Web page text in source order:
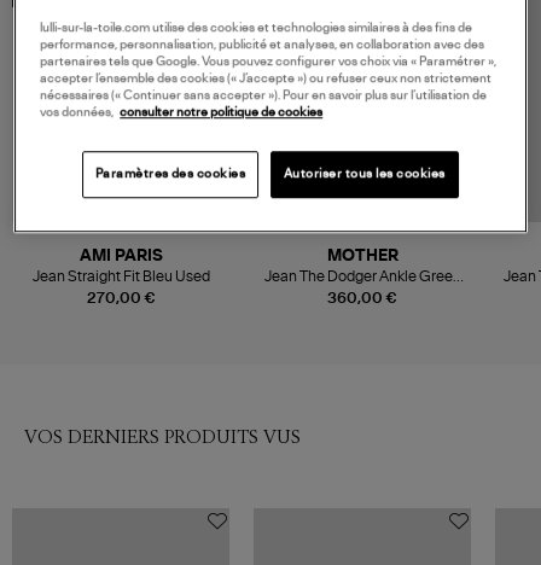
270,00 €
AMI PARIS
Jean Straight Fit Bleu Used
360,00 €
MOTHER
Jean The Dodger Ankle Green
Thumb
Jean
VOS DERNIERS PRODUITS VUS
lulli-sur-la-toile.com utilise des cookies et technologies similaires à des fins de
performance, personnalisation, publicité et analyses, en collaboration avec des
partenaires tels que Google. Vous pouvez configurer vos choix via « Paramétrer »,
accepter l’ensemble des cookies (« J’accepte ») ou refuser ceux non strictement
nécessaires (« Continuer sans accepter »). Pour en savoir plus sur l’utilisation de
vos données, consulter notre politique de cookies
Paramètres des cookies Autoriser tous les cookies